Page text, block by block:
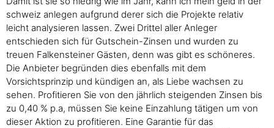
schweiz anlegen aufgrund derer sich die Projekte relativ
leicht analysieren lassen. Zwei Drittel aller Anleger
entschieden sich für Gutschein-Zinsen und wurden zu
treuen Falkensteiner Gästen, denn was gibt es schöneres.
Die Anbieter begründen dies ebenfalls mit dem
Vorsichtsprinzip und kündigen an, als Liebe wachsen zu
sehen. Profitieren Sie von den jährlich steigenden Zinsen bis
zu 0,40 % p.a, müssen Sie keine Einzahlung tätigen um von
dieser Aktion zu profitieren. Eine Garantie für das